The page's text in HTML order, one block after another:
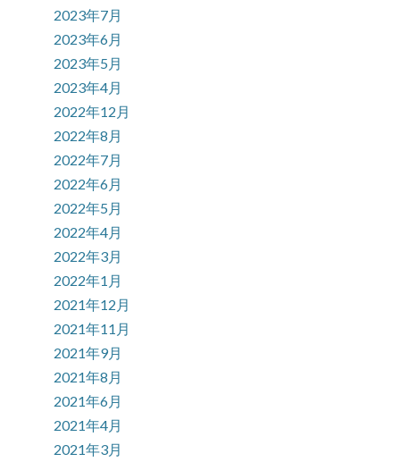
2023年7月
2023年6月
2023年5月
2023年4月
2022年12月
2022年8月
2022年7月
2022年6月
2022年5月
2022年4月
2022年3月
2022年1月
2021年12月
2021年11月
2021年9月
2021年8月
2021年6月
2021年4月
2021年3月